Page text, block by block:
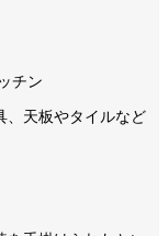
、天板やタイルなど